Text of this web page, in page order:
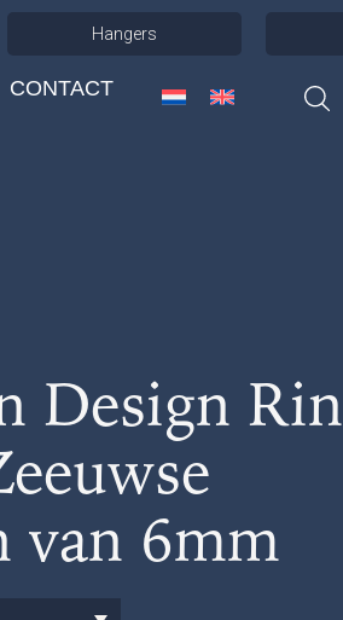
Hangers
CONTACT
Design
van 6mm